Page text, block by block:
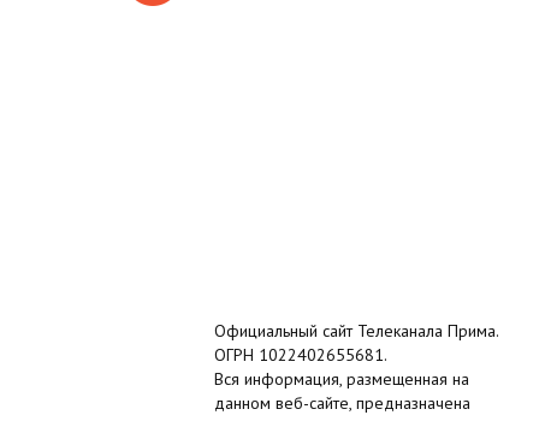
Официальный сайт Телеканала Прима.
ОГРН 1022402655681.
Вся информация, размещенная на
данном веб-сайте, предназначена